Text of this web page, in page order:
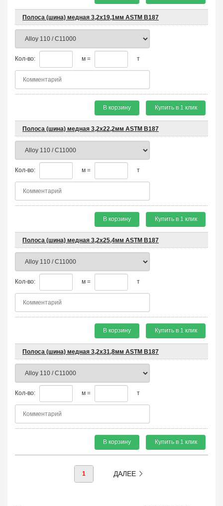
Полоса (шина) медная 3,2х19,1мм ASTM B187
Кол-во: м = т
В корзину Купить в 1 клик
Полоса (шина) медная 3,2х22,2мм ASTM B187
Кол-во: м = т
В корзину Купить в 1 клик
Полоса (шина) медная 3,2х25,4мм ASTM B187
Кол-во: м = т
В корзину Купить в 1 клик
Полоса (шина) медная 3,2х31,8мм ASTM B187
Кол-во: м = т
В корзину Купить в 1 клик
1 ДАЛЕЕ